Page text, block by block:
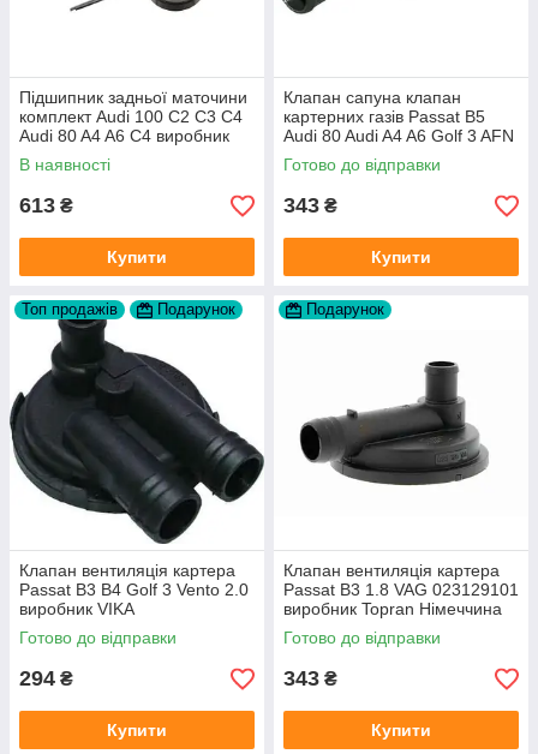
Підшипник задньої маточини
комплект Audi 100 C2 C3 C4
Audi 80 A4 A6 C4 виробник
FAG
В наявності
613 ₴
Купити
Клапан сапуна клапан
картерних газів Passat B5
Audi 80 Audi A4 A6 Golf 3 AFN
1Y AAZ 1Z AFF AEY AAZ AHB
AHU
Готово до відправки
343 ₴
Купити
Топ продажів Подарунок
Клапан вентиляція картера
Passat B3 B4 Golf 3 Vento 2.0
виробник VIKA
Готово до відправки
294 ₴
Купити
Подарунок
Клапан вентиляція картера
Passat B3 1.8 VAG 023129101
виробник Topran Німеччина
Готово до відправки
343 ₴
Купити